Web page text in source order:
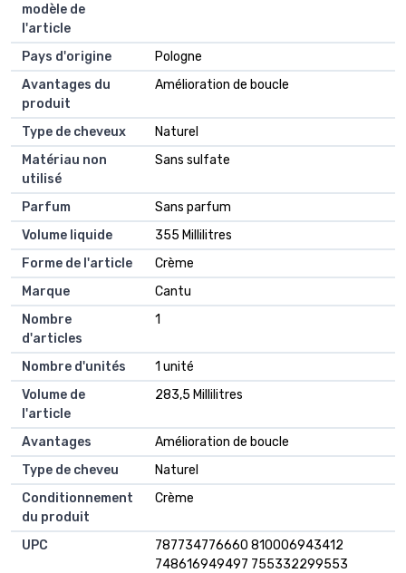
modèle de
l'article
Pays d'origine
Pologne
Avantages du
produit
Amélioration de boucle
Type de cheveux
Naturel
Matériau non
utilisé
Sans sulfate
Parfum
Sans parfum
Volume liquide
355 Millilitres
Forme de l'article
Crème
Marque
Cantu
Nombre
d'articles
1
Nombre d'unités
1 unité
Volume de
l'article
283,5 Millilitres
Avantages
Amélioration de boucle
Type de cheveu
Naturel
Conditionnement
du produit
Crème
UPC
787734776660 810006943412
748616949497 755332299553